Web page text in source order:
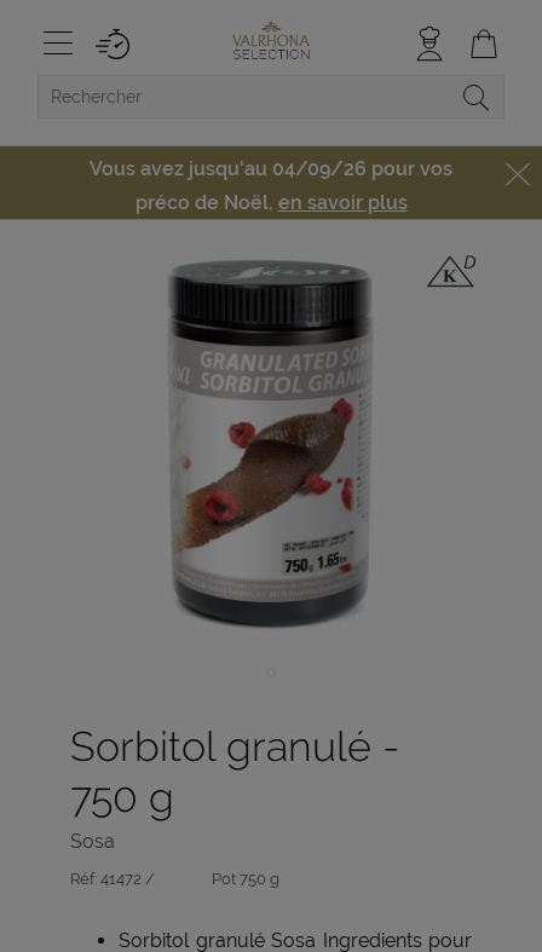
Vous avez jusqu'au 04/09/26 pour vos
préco de Noël, en savoir plus
Sorbitol granulé -
750 g
Sosa
Réf: 41472 / Pot 750 g
Sorbitol granulé Sosa Ingredients pour